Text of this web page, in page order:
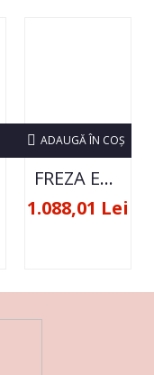
FREZA ELECTRICA STRONG 210 35000 RPM- ORIGINALA
1.088,01 Lei
ADAUGĂ ÎN COŞ